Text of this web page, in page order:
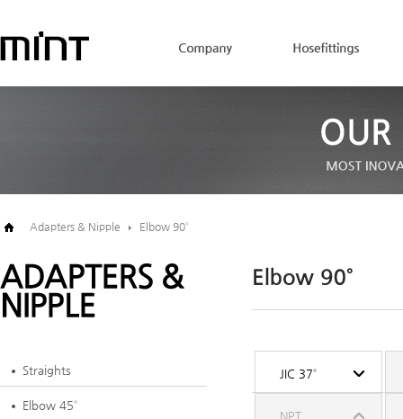
Adapters & Nipple Elbow 90˚
Straights
Elbow 45˚
JIC 37˚
NPT